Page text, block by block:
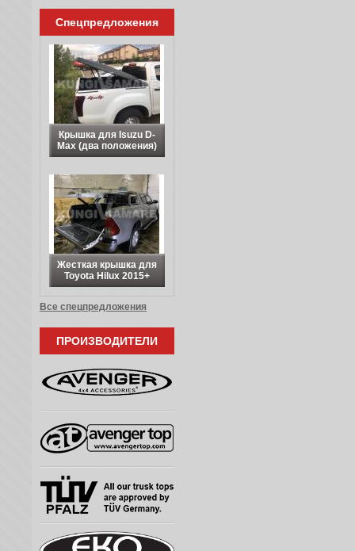
Спецпредложения
Крышка для Isuzu D-
Max (два положения)
Жесткая крышка для
Toyota Hilux 2015+
Все спецпредложения
ПРОИЗВОДИТЕЛИ